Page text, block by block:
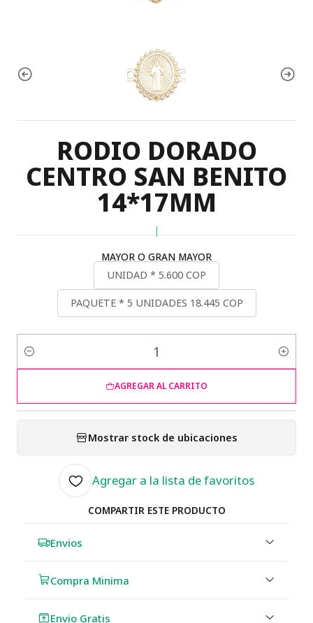
RODIO DORADO
CENTRO SAN BENITO
14*17MM
|
MAYOR O GRAN MAYOR
UNIDAD * 5.600 COP
PAQUETE * 5 UNIDADES 18.445 COP
Cantidad
AGREGAR AL CARRITO
Mostrar stock de ubicaciones
Agregar a la lista de favoritos
COMPARTIR ESTE PRODUCTO
Envios
Compra Minima
Envio Gratis